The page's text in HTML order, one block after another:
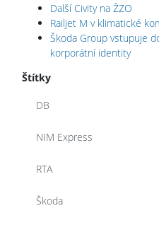
Další Civity na ŽZO
Railjet M v klimatické
Škoda Group vstupuje
korporátní identity
Štítky
DB
NIM Express
RTA
Škoda